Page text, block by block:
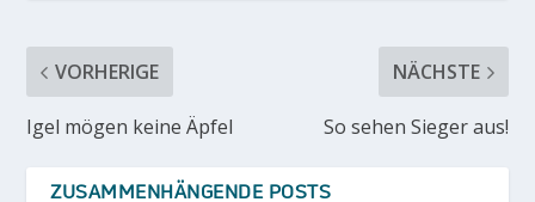
VORHERIGE
Igel mögen keine Äpfel
NÄCHSTE
So sehen Sieger aus!
ZUSAMMENHÄNGENDE POSTS